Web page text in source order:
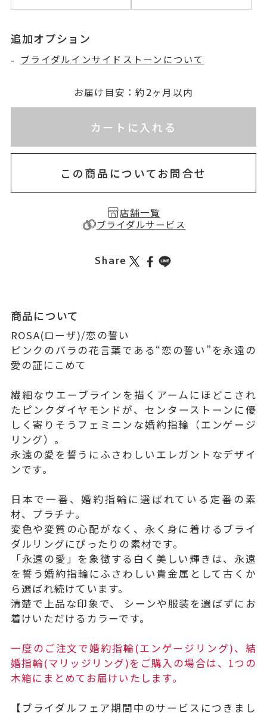
追加オプション
- ブライダルインサイドストーンについて
お届け目安：約2ヶ月以内
カートに入れる
この商品についてお問合せ
店舗一覧
ブライダルサービス
Share
商品について
ROSA(ローザ)/恋の誓い
ピンクのバラの花言葉である“恋の誓い”を永遠の
愛の証にこめて
繊細なウエーブラインを描くアームにほどこされ
たピンクダイヤモンドが、センターストーンに優
しく寄りそうフェミニンな婚約指輪（エンゲージ
リング）。
永遠の愛を誓うにふさわしいエレガントなデザイ
ンです。
日本で一番、婚約指輪に選ばれている定番の素
材、プラチナ。
変色や変質の心配がなく、永く身に着けるブライ
ダルリングにぴったりの素材です。
「永遠の愛」を象徴する白く美しい輝きは、永遠
を誓う婚約指輪にふさわしい貴金属として古くか
ら選ばれ続けています。
清楚で上品な印象で、 シーンや服装を選ばずにお
着けいただけるカラーです。
一度のご注文で婚約指輪(エンゲージリング)、結
婚指輪(マリッジリング)をご購入の場合は、1つの
木箱にまとめてお届けいたします。
【ブライダルフェア期間中のサービスにつきまし